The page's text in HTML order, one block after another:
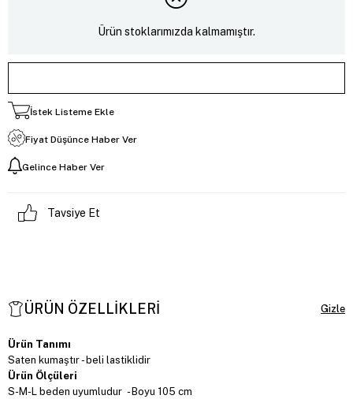
Ürün stoklarımızda kalmamıştır.
İstek Listeme Ekle
Fiyat Düşünce Haber Ver
Gelince Haber Ver
Tavsiye Et
ÜRÜN ÖZELLIKLERI
Ürün Tanımı
Saten kumaştır - beli lastiklidir
Ürün Ölçüleri
S-M-L beden uyumludur - Boyu 105 cm